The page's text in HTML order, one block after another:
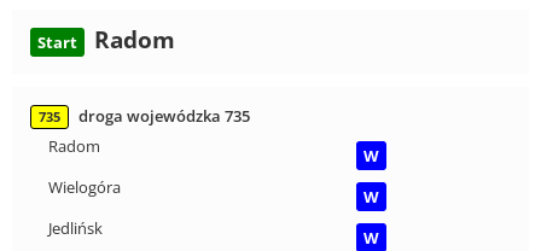
Start Radom
735
droga wojewódzka 735
Radom
W
Wielogóra
W
Jedlińsk
W